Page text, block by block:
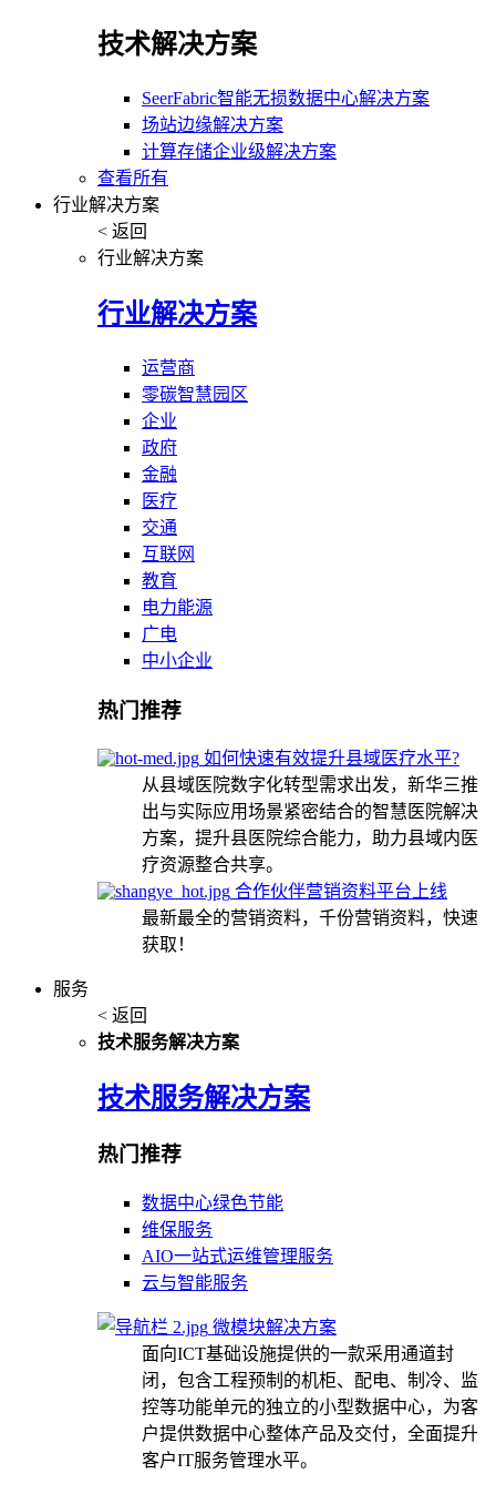
技术解决方案
SeerFabric智能无损数据中心解决方案
场站边缘解决方案
计算存储企业级解决方案
查看所有
行业解决方案
< 返回
行业解决方案
行业解决方案
运营商
零碳智慧园区
企业
政府
金融
医疗
交通
互联网
教育
电力能源
广电
中小企业
热门推荐
如何快速有效提升县域医疗水平?
从县域医院数字化转型需求出发，新华三推
出与实际应用场景紧密结合的智慧医院解决
方案，提升县医院综合能力，助力县域内医
疗资源整合共享。
合作伙伴营销资料平台上线
最新最全的营销资料，千份营销资料，快速
获取！
服务
< 返回
技术服务解决方案
技术服务解决方案
热门推荐
数据中心绿色节能
维保服务
AIO一站式运维管理服务
云与智能服务
微模块解决方案
面向ICT基础设施提供的一款采用通道封
闭，包含工程预制的机柜、配电、制冷、监
控等功能单元的独立的小型数据中心，为客
户提供数据中心整体产品及交付，全面提升
客户IT服务管理水平。